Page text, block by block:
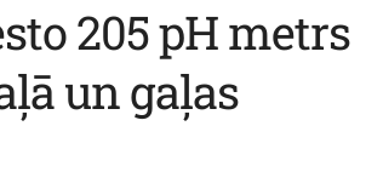
205 pH metrs
un gaļas